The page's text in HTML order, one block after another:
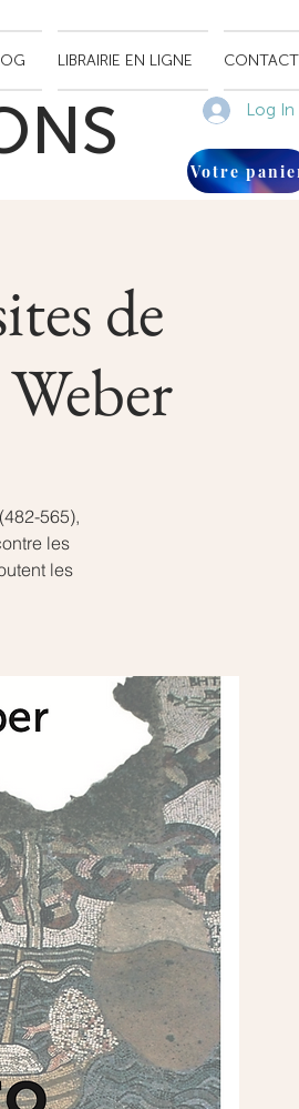
LIBRAIRIE EN LIGNE CONTACT
Log In
Votre
de
565),
les
les